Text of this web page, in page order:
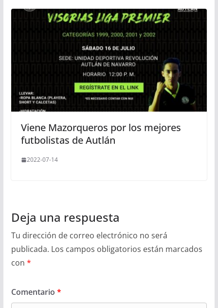
Viene Mazorqueros por los mejores
futbolistas de Autlán
2022-07-14
Deja una respuesta
Tu dirección de correo electrónico no será
publicada. Los campos obligatorios están marcados
con *
Comentario *